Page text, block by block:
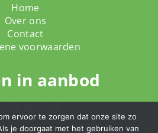
Home
Over ons
Contact
voorwaarden
in aanbod
ervoor te zorgen dat onze site zo
je doorgaat met het gebruiken van